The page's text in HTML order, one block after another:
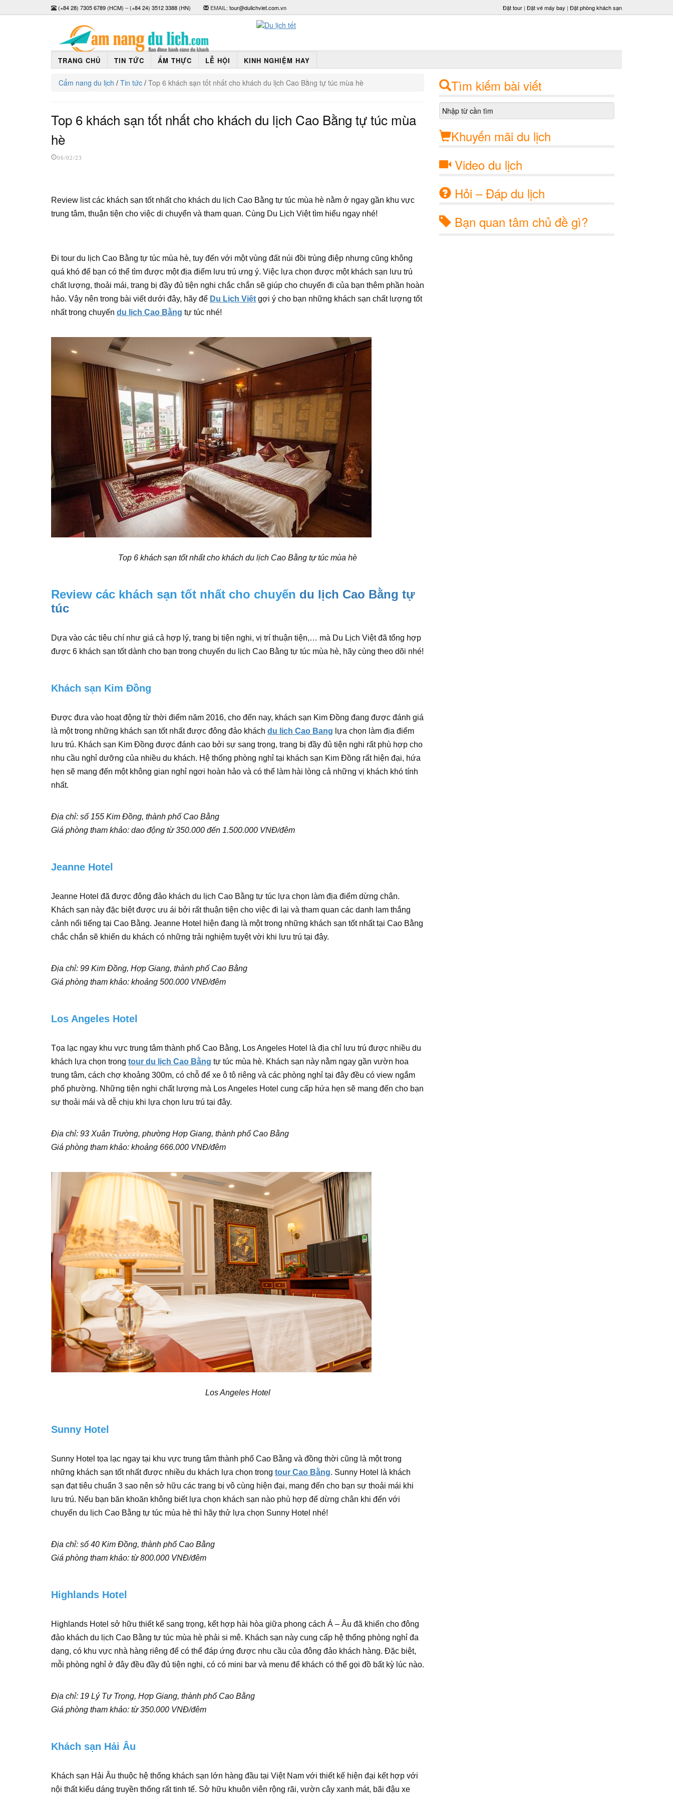
(+84 28) 7305 6789 (HCM) –(+84 24) 3512 3388 (HN) EMAIL: tour@dulichviet.com.vn Đặt tour | Đặt vé máy bay | Đặt phòng khách sạn
TRANG CHỦ TIN TỨC ẨM THỰC LỄ HỘI KINH NGHIỆM HAY
Cẩm nang du lịch / Tin tức / Top 6 khách sạn tốt nhất cho khách du lịch Cao Bằng tự túc mùa hè
Top 6 khách sạn tốt nhất cho khách du lịch Cao Bằng tự túc mùa
hè
06/02/23
Review list các khách sạn tốt nhất cho khách du lịch Cao Bằng tự túc mùa hè nằm ở ngay gần khu vực
trung tâm, thuận tiện cho việc di chuyển và tham quan. Cùng Du Lịch Việt tìm hiểu ngay nhé!
Đi tour du lịch Cao Bằng tự túc mùa hè, tuy đến với một vùng đất núi đồi trùng điệp nhưng cũng không
quá khó để bạn có thể tìm được một địa điểm lưu trú ưng ý. Việc lựa chọn được một khách sạn lưu trú
chất lượng, thoải mái, trang bị đầy đủ tiện nghi chắc chắn sẽ giúp cho chuyến đi của bạn thêm phần hoàn
hảo. Vậy nên trong bài viết dưới đây, hãy để Du Lịch Việt gợi ý cho bạn những khách sạn chất lượng tốt
nhất trong chuyến du lịch Cao Bằng tự túc nhé!
Top 6 khách sạn tốt nhất cho khách du lịch Cao Bằng tự túc mùa hè
Review các khách sạn tốt nhất cho chuyến du lịch Cao Bằng tự
túc
Dựa vào các tiêu chí như giá cả hợp lý, trang bị tiện nghi, vị trí thuận tiện,… mà Du Lịch Việt đã tổng hợp
được 6 khách sạn tốt dành cho bạn trong chuyến du lịch Cao Bằng tự túc mùa hè, hãy cùng theo dõi nhé!
Khách sạn Kim Đồng
Được đưa vào hoạt động từ thời điểm năm 2016, cho đến nay, khách sạn Kim Đồng đang được đánh giá
là một trong những khách sạn tốt nhất được đông đảo khách du lich Cao Bang lựa chọn làm địa điểm
lưu trú. Khách sạn Kim Đồng được đánh cao bởi sự sang trọng, trang bị đầy đủ tiện nghi rất phù hợp cho
nhu cầu nghỉ dưỡng của nhiều du khách. Hệ thống phòng nghỉ tại khách sạn Kim Đồng rất hiện đại, hứa
hẹn sẽ mang đến một không gian nghỉ ngơi hoàn hảo và có thể làm hài lòng cả những vị khách khó tính
nhất.
Địa chỉ: số 155 Kim Đồng, thành phố Cao Bằng
Giá phòng tham khảo: dao động từ 350.000 đến 1.500.000 VNĐ/đêm
Jeanne Hotel
Jeanne Hotel đã được đông đảo khách du lịch Cao Bằng tự túc lựa chọn làm địa điểm dừng chân.
Khách sạn này đặc biệt được ưu ái bởi rất thuận tiện cho việc đi lại và tham quan các danh lam thắng
cảnh nổi tiếng tại Cao Bằng. Jeanne Hotel hiện đang là một trong những khách sạn tốt nhất tại Cao Bằng
chắc chắn sẽ khiến du khách có những trải nghiệm tuyệt vời khi lưu trú tại đây.
Địa chỉ: 99 Kim Đồng, Hợp Giang, thành phố Cao Bằng
Giá phòng tham khảo: khoảng 500.000 VNĐ/đêm
Los Angeles Hotel
Tọa lạc ngay khu vực trung tâm thành phố Cao Bằng, Los Angeles Hotel là địa chỉ lưu trú được nhiều du
khách lựa chọn trong tour du lịch Cao Bằng tự túc mùa hè. Khách sạn này nằm ngay gần vườn hoa
trung tâm, cách chợ khoảng 300m, có chỗ để xe ô tô riêng và các phòng nghỉ tại đây đều có view ngắm
phố phường. Những tiện nghi chất lượng mà Los Angeles Hotel cung cấp hứa hẹn sẽ mang đến cho bạn
sự thoải mái và dễ chịu khi lựa chọn lưu trú tại đây.
Địa chỉ: 93 Xuân Trường, phường Hợp Giang, thành phố Cao Bằng
Giá phòng tham khảo: khoảng 666.000 VNĐ/đêm
Los Angeles Hotel
Sunny Hotel
Sunny Hotel tọa lạc ngay tại khu vực trung tâm thành phố Cao Bằng và đồng thời cũng là một trong
những khách sạn tốt nhất được nhiều du khách lựa chọn trong tour Cao Bằng. Sunny Hotel là khách
sạn đạt tiêu chuẩn 3 sao nên sở hữu các trang bị vô cùng hiện đại, mang đến cho bạn sự thoải mái khi
lưu trú. Nếu bạn băn khoăn không biết lựa chọn khách sạn nào phù hợp để dừng chân khi đến với
chuyến du lịch Cao Bằng tự túc mùa hè thì hãy thử lựa chọn Sunny Hotel nhé!
Địa chỉ: số 40 Kim Đồng, thành phố Cao Bằng
Giá phòng tham khảo: từ 800.000 VNĐ/đêm
Highlands Hotel
Highlands Hotel sở hữu thiết kế sang trọng, kết hợp hài hòa giữa phong cách Á – Âu đã khiến cho đông
đảo khách du lịch Cao Bằng tự túc mùa hè phải si mê. Khách sạn này cung cấp hệ thống phòng nghỉ đa
dạng, có khu vực nhà hàng riêng để có thể đáp ứng được nhu cầu của đông đảo khách hàng. Đặc biệt,
mỗi phòng nghỉ ở đây đều đầy đủ tiện nghi, có có mini bar và menu để khách có thể gọi đồ bất kỳ lúc nào.
Địa chỉ: 19 Lý Tự Trọng, Hợp Giang, thành phố Cao Bằng
Giá phòng tham khảo: từ 350.000 VNĐ/đêm
Khách sạn Hải Âu
Khách sạn Hải Âu thuộc hệ thống khách sạn lớn hàng đầu tại Việt Nam với thiết kế hiện đại kết hợp với
nội thất kiểu dáng truyền thống rất tinh tế. Sở hữu khuôn viên rộng rãi, vườn cây xanh mát, bãi đậu xe
Tìm kiếm bài viết
Khuyến mãi du lịch
Video du lịch
Hỏi – Đáp du lịch
Bạn quan tâm chủ đề gì?